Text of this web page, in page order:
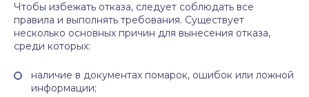
Чтобы избежать отказа, следует соблюдать все
правила и выполнять требования. Существует
несколько основных причин для вынесения отказа,
среди которых:
наличие в документах помарок, ошибок или ложной
информации;